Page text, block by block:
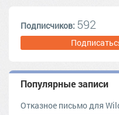
Подписчиков: 592
Популярные записи
Отказное письмо для